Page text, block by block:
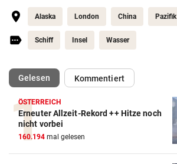
Alaska London China Pazifik
Schiff Insel Wasser
Gelesen(ausgewählt)Kommentiert
ÖSTERREICH
Erneuter Allzeit-Rekord ++ Hitze noch
nicht vorbei
160.194 mal gelesen